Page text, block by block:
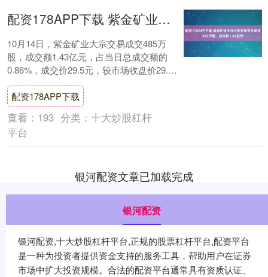
配资178APP下载 紫金矿业今日大宗交易平价成交485万股，成交额1.43亿元
10月14日，紫金矿业大宗交易成交485万
股，成交额1.43亿元，占当日总成交额的
0.86%，成交价29.5元，较市场收盘价29.5
元持平。....
配资178APP下载
查看： 193 分类： 十大炒股杠杆
平台
银河配资文章已加载完成
银河配资
银河配资,十大炒股杠杆平台,正规的股票杠杆平台,配资平台
是一种为投资者提供资金支持的服务工具，帮助用户在证券
市场中扩大投资规模。合法的配资平台通常具有资质认证、